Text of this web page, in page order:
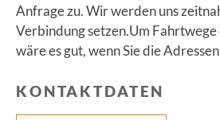
Anfrage zu. Wir werden uns
Verbindung setzen.Um Fahrtwege
wäre es gut, wenn Sie die
KONTAKTDATEN